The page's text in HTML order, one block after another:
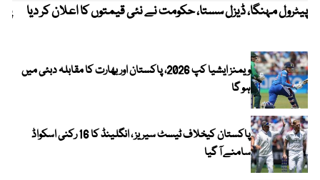
پیٹرول مہنگا، ڈیزل سستا، حکومت نے نئی قیمتوں کا اعلان کر دیا
ویمنز ایشیا کپ 2026، پاکستان اور بھارت کا مقابلہ دبئی میں
ہو گا
پاکستان کیخلاف ٹیسٹ سیریز ، انگلینڈ کا 16 رکنی اسکواڈ
سامنے آ گیا